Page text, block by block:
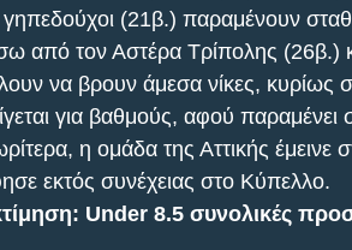
γηπεδούχοι (21β.) παραμένουν
από τον Αστέρα Τρίπολης (26β.)
να βρουν άμεσα νίκες, κυρίως
για βαθμούς, αφού παραμένει
η ομάδα της Αττικής
εκτός συνέχειας στο Κύπελλο.
Under 8.5 συνολικές